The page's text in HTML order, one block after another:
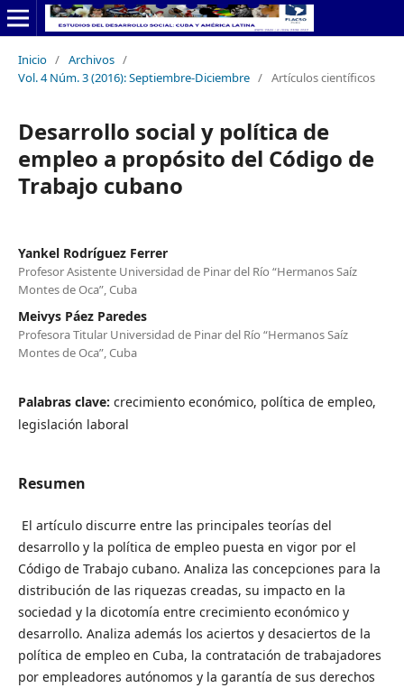
Inicio / Archivos /
Vol. 4 Núm. 3 (2016): Septiembre-Diciembre / Artículos científicos
Desarrollo social y política de
empleo a propósito del Código de
Trabajo cubano
Yankel Rodríguez Ferrer
Profesor Asistente Universidad de Pinar del Río “Hermanos Saíz
Montes de Oca”, Cuba
Meivys Páez Paredes
Profesora Titular Universidad de Pinar del Río “Hermanos Saíz
Montes de Oca”, Cuba
Palabras clave: crecimiento económico, política de empleo,
legislación laboral
Resumen
El artículo discurre entre las principales teorías del
desarrollo y la política de empleo puesta en vigor por el
Código de Trabajo cubano. Analiza las concepciones para la
distribución de las riquezas creadas, su impacto en la
sociedad y la dicotomía entre crecimiento económico y
desarrollo. Analiza además los aciertos y desaciertos de la
política de empleo en Cuba, la contratación de trabajadores
por empleadores autónomos y la garantía de sus derechos